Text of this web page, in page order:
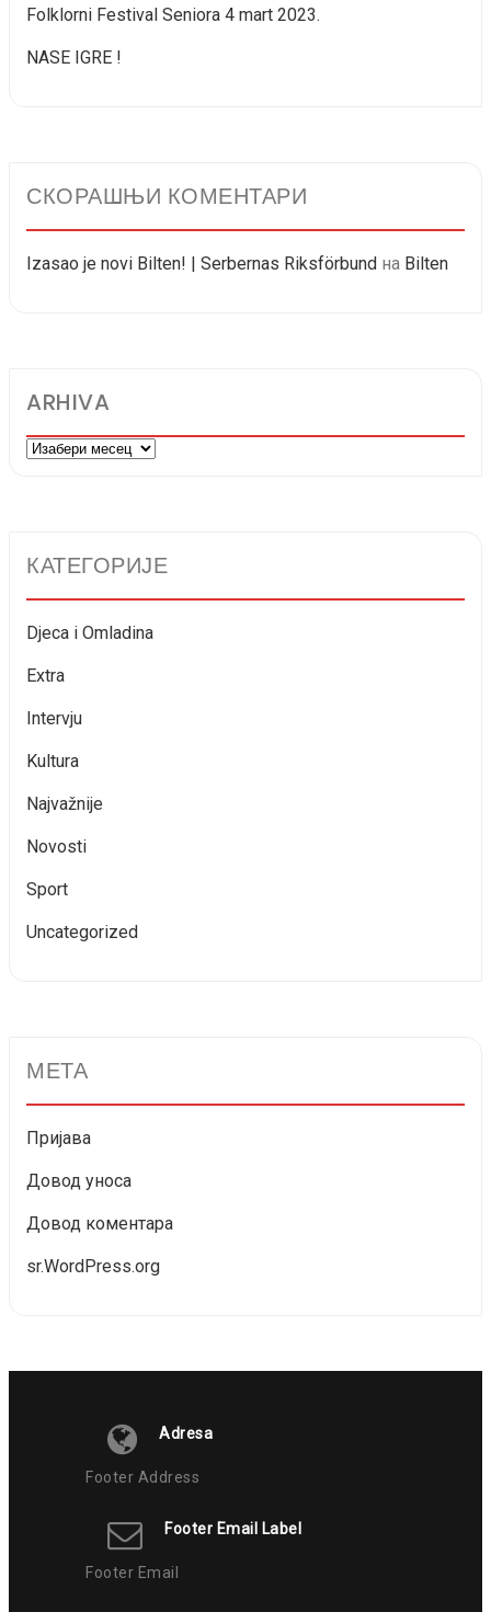
Folklorni Festival Seniora 4 mart 2023.
NASE IGRE !
СКОРАШЊИ КОМЕНТАРИ
Izasao je novi Bilten! | Serbernas Riksförbund на Bilten
ARHIVA
Arhiva
КАТЕГОРИЈЕ
Djeca i Omladina
Extra
Intervju
Kultura
Najvažnije
Novosti
Sport
Uncategorized
МЕТА
Пријава
Довод уноса
Довод коментара
sr.WordPress.org
Adresa
Footer Address
Footer Email Label
Footer Email